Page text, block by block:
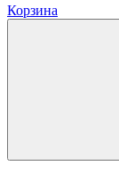
Корзина